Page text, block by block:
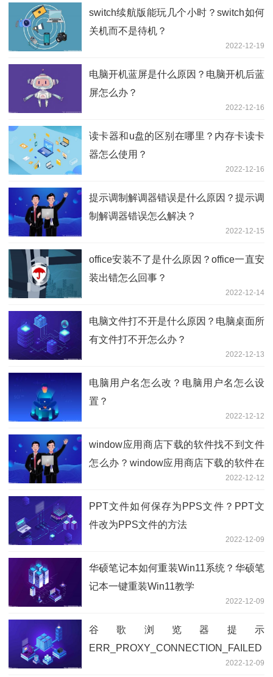
switch续航版能玩几个小时？switch如何
关机而不是待机？
2022-12-19
电脑开机蓝屏是什么原因？电脑开机后蓝
屏怎么办？
2022-12-16
读卡器和u盘的区别在哪里？内存卡读卡
器怎么使用？
2022-12-16
提示调制解调器错误是什么原因？提示调
制解调器错误怎么解决？
2022-12-15
office安装不了是什么原因？office一直安
装出错怎么回事？
2022-12-14
电脑文件打不开是什么原因？电脑桌面所
有文件打不开怎么办？
2022-12-13
电脑用户名怎么改？电脑用户名怎么设
置？
2022-12-12
window应用商店下载的软件找不到文件
怎么办？window应用商店下载的软件在
2022-12-12
PPT文件如何保存为PPS文件？PPT文
件改为PPS文件的方法
2022-12-09
华硕笔记本如何重装Win11系统？华硕笔
记本一键重装Win11教学
2022-12-09
谷歌浏览器提示
ERR_PROXY_CONNECTION_FAILED
怎么办？谷歌浏览器错误提示解决方法
2022-12-09